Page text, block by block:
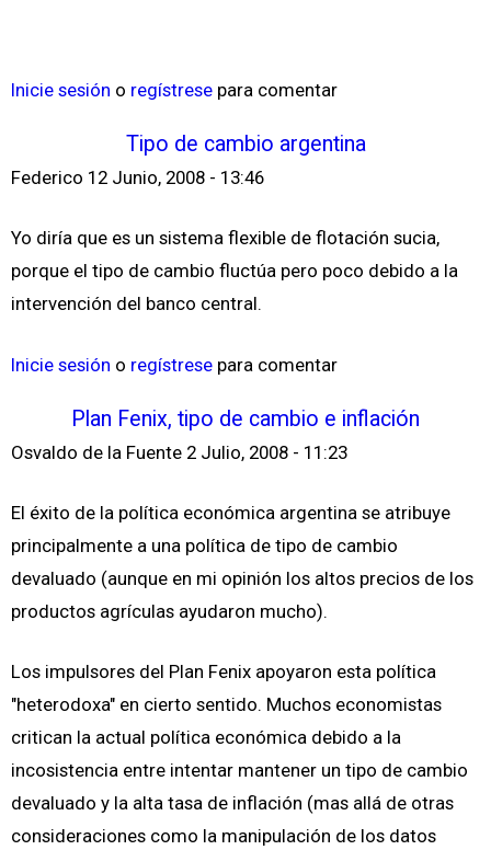
Inicie sesión o regístrese para comentar
Tipo de cambio argentina
Federico 12 Junio, 2008 - 13:46
Yo diría que es un sistema flexible de flotación sucia,
porque el tipo de cambio fluctúa pero poco debido a la
intervención del banco central.
Inicie sesión o regístrese para comentar
Plan Fenix, tipo de cambio e inflación
Osvaldo de la Fuente 2 Julio, 2008 - 11:23
El éxito de la política económica argentina se atribuye
principalmente a una política de tipo de cambio
devaluado (aunque en mi opinión los altos precios de los
productos agrículas ayudaron mucho).
Los impulsores del Plan Fenix apoyaron esta política
"heterodoxa" en cierto sentido. Muchos economistas
critican la actual política económica debido a la
incosistencia entre intentar mantener un tipo de cambio
devaluado y la alta tasa de inflación (mas allá de otras
consideraciones como la manipulación de los datos